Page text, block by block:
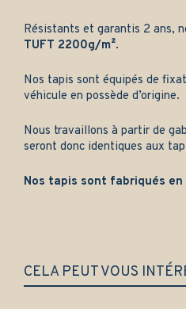
Résistants et garantis 2 ans,
TUFT 2200g/m².
Nos tapis sont équipés de
véhicule en possède d’origine.
Nous travaillons à partir de
seront donc identiques aux
Nos tapis sont fabriqués en
CELA PEUT VOUS